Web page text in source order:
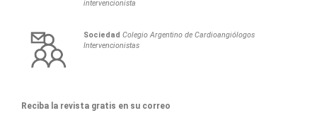
intervencionista
Sociedad Colegio Argentino de Cardioangiólogos
Intervencionistas
Reciba la revista gratis en su correo